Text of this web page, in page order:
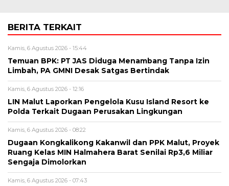
BERITA TERKAIT
Kamis, 6 Agustus 2026 - 15:44
Temuan BPK: PT JAS Diduga Menambang Tanpa Izin
Limbah, PA GMNI Desak Satgas Bertindak
Kamis, 6 Agustus 2026 - 12:16
LIN Malut Laporkan Pengelola Kusu Island Resort ke
Polda Terkait Dugaan Perusakan Lingkungan
Kamis, 6 Agustus 2026 - 08:22
Dugaan Kongkalikong Kakanwil dan PPK Malut, Proyek
Ruang Kelas MIN Halmahera Barat Senilai Rp3,6 Miliar
Sengaja Dimolorkan
Kamis, 6 Agustus 2026 - 07:43